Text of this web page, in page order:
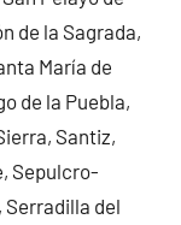
de la Sagrada,
María de
de la Puebla,
Santiz,
Sepulcro-
Serradilla del